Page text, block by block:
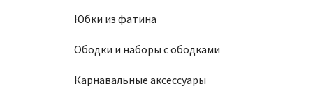
Юбки из фатина
Ободки и наборы с ободками
Карнавальные аксессуары